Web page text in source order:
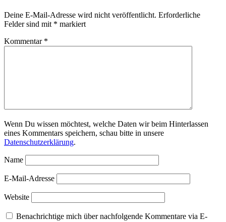
Deine E-Mail-Adresse wird nicht veröffentlicht. Erforderliche
Felder sind mit * markiert
Kommentar *
Wenn Du wissen möchtest, welche Daten wir beim Hinterlassen
eines Kommentars speichern, schau bitte in unsere
Datenschutzerklärung.
Name
E-Mail-Adresse
Website
Benachrichtige mich über nachfolgende Kommentare via E-